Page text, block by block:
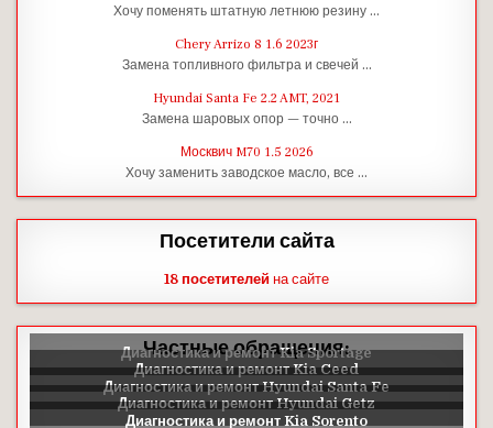
Хочу поменять штатную летнюю резину …
Chery Arrizo 8 1.6 2023г
Замена топливного фильтра и свечей …
Hyundai Santa Fe 2.2 AMT, 2021
Замена шаровых опор — точно …
Москвич M70 1.5 2026
Хочу заменить заводское масло, все …
Посетители сайта
18 посетителей на сайте
Частные обращения: